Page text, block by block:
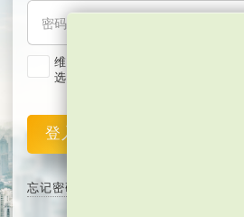
维持我的登入状态两星期 (若使用
选)
登入
忘记密码